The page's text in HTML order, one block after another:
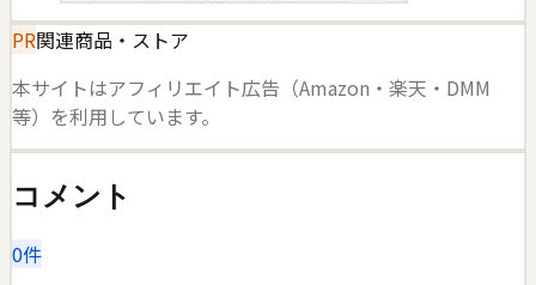
PR関連商品・ストア
本サイトはアフィリエイト広告（Amazon・楽天・DMM
等）を利用しています。
コメント
0件